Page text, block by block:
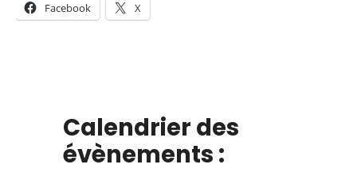
Facebook X
Calendrier des
évènements :